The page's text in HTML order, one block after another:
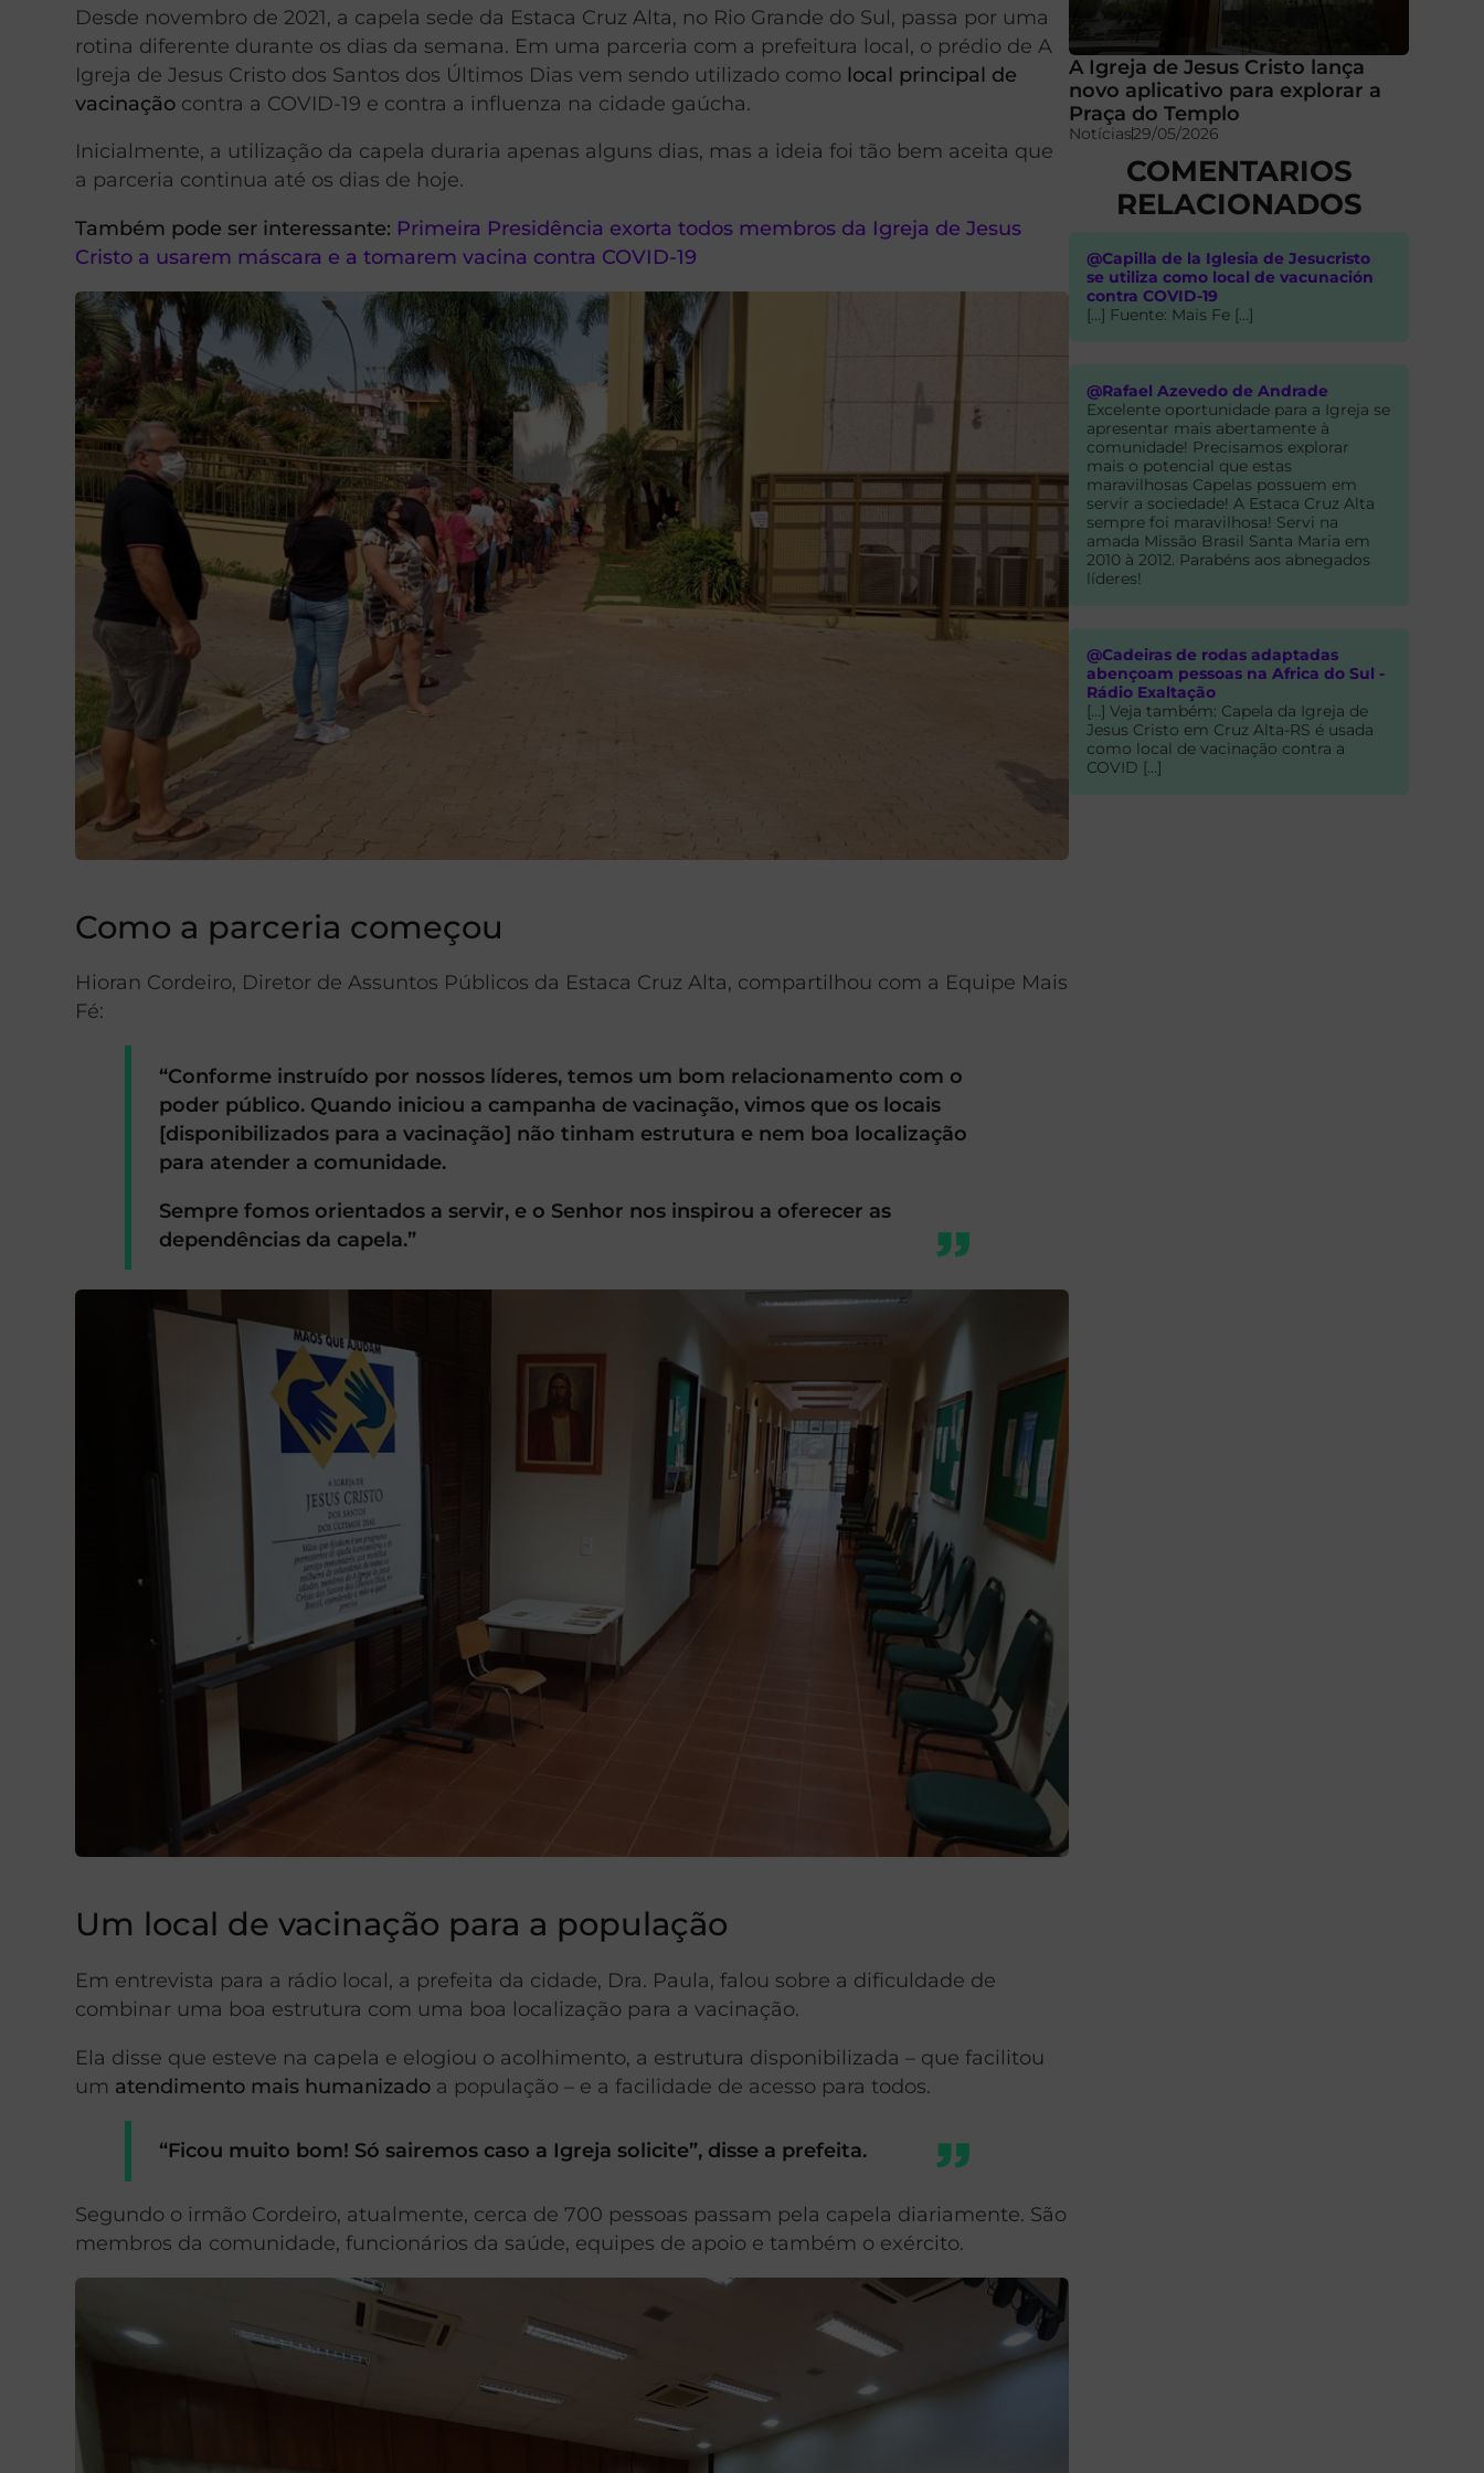
Desde novembro de 2021, a capela sede da Estaca Cruz Alta, no Rio Grande do Sul, passa por uma
rotina diferente durante os dias da semana. Em uma parceria com a prefeitura local, o prédio de A
Igreja de Jesus Cristo dos Santos dos Últimos Dias vem sendo utilizado como local principal de
vacinação contra a COVID-19 e contra a influenza na cidade gaúcha.
Inicialmente, a utilização da capela duraria apenas alguns dias, mas a ideia foi tão bem aceita que
a parceria continua até os dias de hoje.
Também pode ser interessante: Primeira Presidência exorta todos membros da Igreja de Jesus
Cristo a usarem máscara e a tomarem vacina contra COVID-19
Como a parceria começou
Hioran Cordeiro, Diretor de Assuntos Públicos da Estaca Cruz Alta, compartilhou com a Equipe Mais
Fé:
“Conforme instruído por nossos líderes, temos um bom relacionamento com o
poder público. Quando iniciou a campanha de vacinação, vimos que os locais
[disponibilizados para a vacinação] não tinham estrutura e nem boa localização
para atender a comunidade.
Sempre fomos orientados a servir, e o Senhor nos inspirou a oferecer as
dependências da capela.”
Um local de vacinação para a população
Em entrevista para a rádio local, a prefeita da cidade, Dra. Paula, falou sobre a dificuldade de
combinar uma boa estrutura com uma boa localização para a vacinação.
Ela disse que esteve na capela e elogiou o acolhimento, a estrutura disponibilizada – que facilitou
um atendimento mais humanizado a população – e a facilidade de acesso para todos.
“Ficou muito bom! Só sairemos caso a Igreja solicite”, disse a prefeita.
Segundo o irmão Cordeiro, atualmente, cerca de 700 pessoas passam pela capela diariamente. São
membros da comunidade, funcionários da saúde, equipes de apoio e também o exército.
A Igreja de Jesus Cristo lança
novo aplicativo para explorar a
Praça do Templo
Notícias29/05/2026
COMENTARIOS
RELACIONADOS
@Capilla de la Iglesia de Jesucristo
se utiliza como local de vacunación
contra COVID-19
[…] Fuente: Mais Fe […]
@Rafael Azevedo de Andrade
Excelente oportunidade para a Igreja se
apresentar mais abertamente à
comunidade! Precisamos explorar
mais o potencial que estas
maravilhosas Capelas possuem em
servir a sociedade! A Estaca Cruz Alta
sempre foi maravilhosa! Servi na
amada Missão Brasil Santa Maria em
2010 à 2012. Parabéns aos abnegados
líderes!
@Cadeiras de rodas adaptadas
abençoam pessoas na Africa do Sul -
Rádio Exaltação
[…] Veja também: Capela da Igreja de
Jesus Cristo em Cruz Alta-RS é usada
como local de vacinação contra a
COVID […]